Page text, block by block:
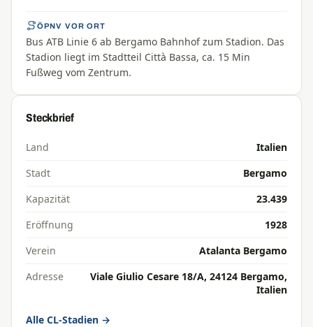
ÖPNV VOR ORT
Bus ATB Linie 6 ab Bergamo Bahnhof zum Stadion. Das
Stadion liegt im Stadtteil Città Bassa, ca. 15 Min
Fußweg vom Zentrum.
Steckbrief
Land
Italien
Stadt
Bergamo
Kapazität
23.439
Eröffnung
1928
Verein
Atalanta Bergamo
Adresse
Viale Giulio Cesare 18/A, 24124 Bergamo,
Italien
Alle CL-Stadien →